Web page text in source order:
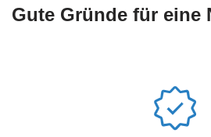
Gute Gründe für eine